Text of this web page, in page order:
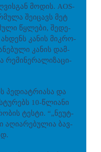
მო­დის. AOS-
შე­ი­ცავს მეტ
წყლე­ბი, შე­დე­
კა­ნის მიკ­რო­
კა­ნის დამ­
რე­მი­ნე­რა­ლი­ზა­ცი­
პე­დი­ატ­რი­ა­სა და
10-წლი­ა­ნი
ტეს­ტი. “„ნე­უტ­
აღი­ა­რე­ბუ­ლია ბავ­